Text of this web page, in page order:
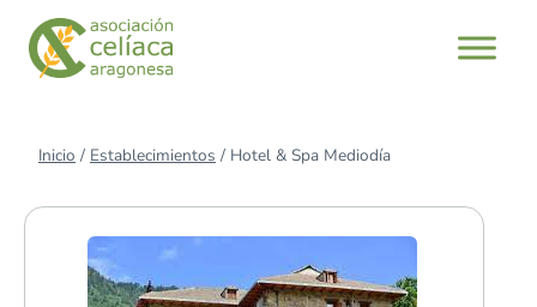
Saltar
contenido
Inicio / Establecimientos / Hotel & Spa Mediodía